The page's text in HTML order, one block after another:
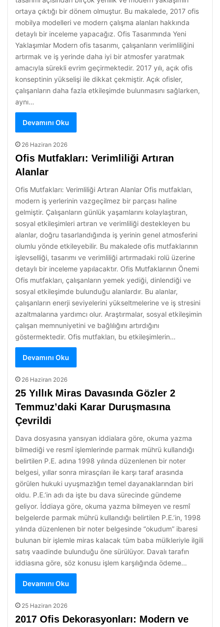
ortaya çıktığı bir dönem olmuştur. Bu makalede, 2017 ofis
mobilya modelleri ve modern çalışma alanları hakkında
detaylı bir inceleme yapacağız. Ofis Tasarımında Yeni
Yaklaşımlar Modern ofis tasarımı, çalışanların verimliliğini
artırmak ve iş yerinde daha iyi bir atmosfer yaratmak
amacıyla sürekli evrim geçirmektedir. 2017 yılı, açık ofis
konseptinin yükselişi ile dikkat çekmiştir. Açık ofisler,
çalışanların daha fazla etkileşimde bulunmasını sağlarken,
aynı…
Devamını Oku
26 Haziran 2026
Ofis Mutfakları: Verimliliği Artıran
Alanlar
Ofis Mutfakları: Verimliliği Artıran Alanlar Ofis mutfakları,
modern iş yerlerinin vazgeçilmez bir parçası haline
gelmiştir. Çalışanların günlük yaşamlarını kolaylaştıran,
sosyal etkileşimleri artıran ve verimliliği destekleyen bu
alanlar, doğru tasarlandığında iş yerinin genel atmosferini
olumlu yönde etkileyebilir. Bu makalede ofis mutfaklarının
işlevselliği, tasarımı ve verimliliği artırmadaki rolü üzerine
detaylı bir inceleme yapılacaktır. Ofis Mutfaklarının Önemi
Ofis mutfakları, çalışanların yemek yediği, dinlendiği ve
sosyal etkileşimde bulunduğu alanlardır. Bu alanlar,
çalışanların enerji seviyelerini yükseltmelerine ve iş stresini
azaltmalarına yardımcı olur. Araştırmalar, sosyal etkileşimin
çalışan memnuniyetini ve bağlılığını artırdığını
göstermektedir. Ofis mutfakları, bu etkileşimlerin…
Devamını Oku
26 Haziran 2026
25 Yıllık Miras Davasında Gözler 2
Temmuz’daki Karar Duruşmasına
Çevrildi
Dava dosyasına yansıyan iddialara göre, okuma yazma
bilmediği ve resmî işlemlerinde parmak mührü kullandığı
belirtilen P.E. adına 1998 yılında düzenlenen bir noter
belgesi, yıllar sonra mirasçıları ile karşı taraf arasında
görülen hukuki uyuşmazlığın temel dayanaklarından biri
oldu. P.E.’in adı da işte bu dava sürecinde gündeme
geliyor. İddiaya göre, okuma yazma bilmeyen ve resmî
belgelerde parmak mührü kullandığı belirtilen P.E.’in, 1998
yılında düzenlenen bir noter belgesinde “okudum” ibaresi
bulunan bir işlemle miras kalacak tüm baba mülkleriyle ilgili
satış vaadinde bulunduğu öne sürülüyor. Davalı tarafın
iddiasına göre, söz konusu işlem karşılığında ödeme…
Devamını Oku
25 Haziran 2026
2017 Ofis Dekorasyonları: Modern ve